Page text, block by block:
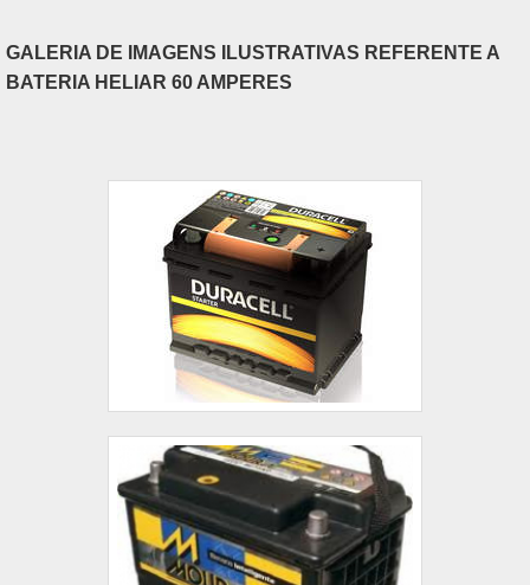
GALERIA DE IMAGENS ILUSTRATIVAS REFERENTE A
BATERIA HELIAR 60 AMPERES